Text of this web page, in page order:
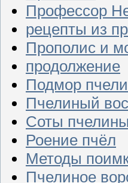
Профессор
рецепты из
Прополис и
продолжение
Подмор
Пчелиный
Соты
Роение пчёл
Методы
Пчелиное